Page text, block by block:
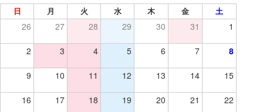
日 月 火 水 木 金 土
26 27 28 29 30 31 1
2 3 4 5 6 7 8
9 10 11 12 13 14 15
16 17 18 19 20 21 22